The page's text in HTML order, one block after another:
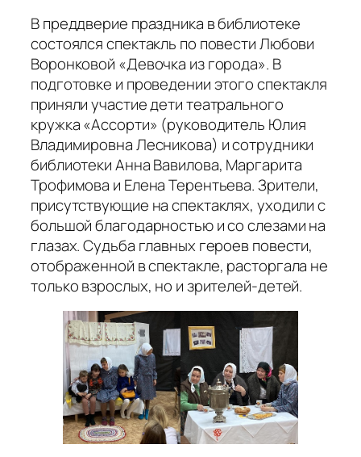
В преддверие праздника в библиотеке
состоялся спектакль по повести Любови
Воронковой «Девочка из города». В
подготовке и проведении этого спектакля
приняли участие дети театрального
кружка «Ассорти» (руководитель Юлия
Владимировна Лесникова) и сотрудники
библиотеки Анна Вавилова, Маргарита
Трофимова и Елена Терентьева. Зрители,
присутствующие на спектаклях, уходили с
большой благодарностью и со слезами на
глазах. Судьба главных героев повести,
отображенной в спектакле, расторгала не
только взрослых, но и зрителей-детей.